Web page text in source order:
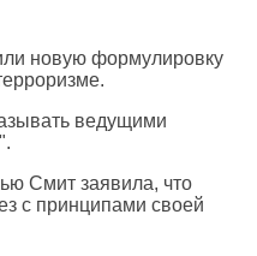
новую формулировку
ведущими
Смит заявила, что
с принципами своей